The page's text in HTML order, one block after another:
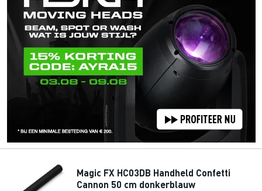
Magic FX HC03DB Handheld Confetti
Cannon 50 cm donkerblauw